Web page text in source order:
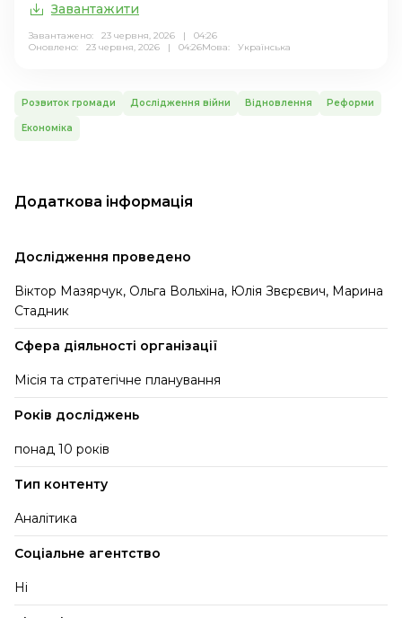
Завантажити
Завантажено: 23 червня, 2026 | 04:26
Оновлено: 23 червня, 2026 | 04:26Мова: Українська
Розвиток громади Дослідження війни Відновлення Реформи
Економіка
Додаткова інформація
Дослідження проведено
Віктор Мазярчук, Ольга Вольхіна, Юлія Звєрєвич, Марина
Стадник
Сфера діяльності організації
Місія та стратегічне планування
Років досліджень
понад 10 років
Тип контенту
Аналітика
Соціальне агентство
Ні